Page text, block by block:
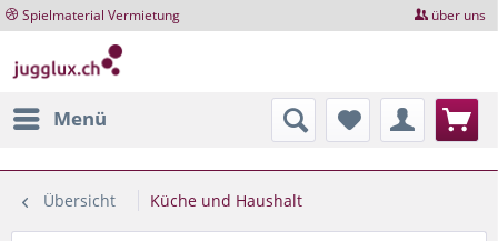
Spielmaterial Vermietung über uns
Menü
Übersicht Küche und Haushalt